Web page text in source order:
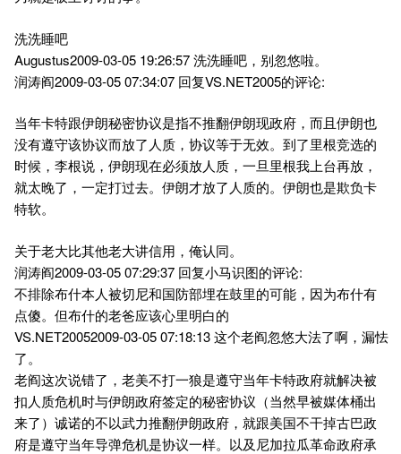
洗洗睡吧
Augustus2009-03-05 19:26:57 洗洗睡吧，别忽悠啦。
润涛阎2009-03-05 07:34:07 回复VS.NET2005的评论:
当年卡特跟伊朗秘密协议是指不推翻伊朗现政府，而且伊朗也
没有遵守该协议而放了人质，协议等于无效。到了里根竞选的
时候，李根说，伊朗现在必须放人质，一旦里根我上台再放，
就太晚了，一定打过去。伊朗才放了人质的。伊朗也是欺负卡
特软。
关于老大比其他老大讲信用，俺认同。
润涛阎2009-03-05 07:29:37 回复小马识图的评论:
不排除布什本人被切尼和国防部埋在鼓里的可能，因为布什有
点傻。但布什的老爸应该心里明白的
VS.NET20052009-03-05 07:18:13 这个老阎忽悠大法了啊，漏怯
了。
老阎这次说错了，老美不打一狼是遵守当年卡特政府就解决被
扣人质危机时与伊朗政府签定的秘密协议（当然早被媒体桶出
来了）诚诺的不以武力推翻伊朗政府，就跟美国不干掉古巴政
府是遵守当年导弹危机是协议一样。以及尼加拉瓜革命政府承